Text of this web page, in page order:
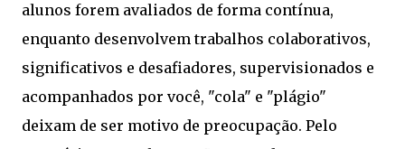
alunos forem avaliados de forma contínua,
enquanto desenvolvem trabalhos colaborativos,
significativos e desafiadores, supervisionados e
acompanhados por você, "cola" e "plágio"
deixam de ser motivo de preocupação. Pelo